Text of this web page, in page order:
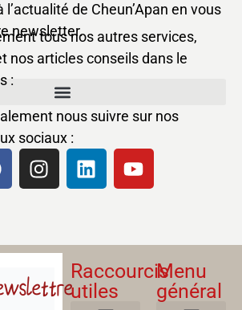
de Cheun’Apan en vous
newsletter.
tous nos autres services,
nos articles conseils dans le
:
nous suivre sur nos
sociaux :
Raccourcis
utiles
Menu
général